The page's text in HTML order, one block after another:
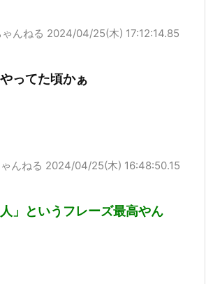
んねる 2024/04/25(木) 17:12:14.85
ってた頃かぁ
んねる 2024/04/25(木) 16:48:50.15
」というフレーズ最高やん